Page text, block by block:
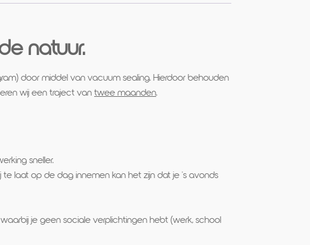
natuur.
door middel van vacuum sealing. Hierdoor behouden
wij een traject van twee maanden.
sneller.
laat op de dag innemen kan het zijn dat je 's avonds
je geen sociale verplichtingen hebt (werk, school